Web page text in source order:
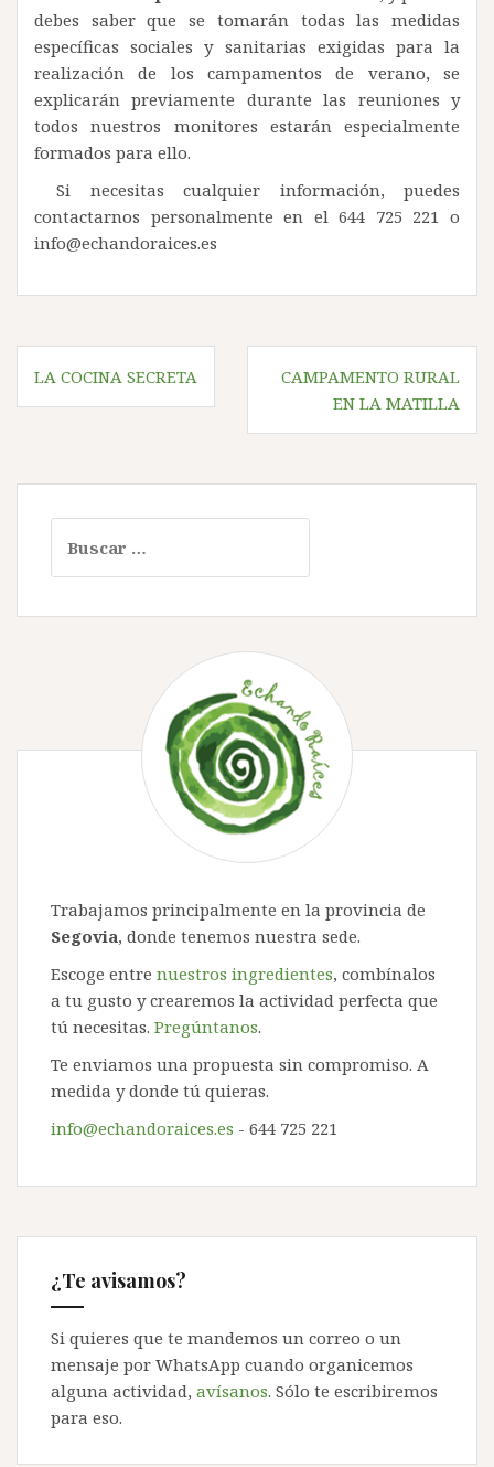
debes saber que se tomarán todas las medidas
específicas sociales y sanitarias exigidas para la
realización de los campamentos de verano, se
explicarán previamente durante las reuniones y
todos nuestros monitores estarán especialmente
formados para ello.
Si necesitas cualquier información, puedes
contactarnos personalmente en el 644 725 221 o
info@echandoraices.es
Navegación
deLA COCINA SECRETA
CAMPAMENTO RURAL
EN LA MATILLA
Trabajamos principalmente en la provincia de
Segovia, donde tenemos nuestra sede.
Escoge entre nuestros ingredientes, combínalos
a tu gusto y crearemos la actividad perfecta que
tú necesitas. Pregúntanos.
Te enviamos una propuesta sin compromiso. A
medida y donde tú quieras.
info@echandoraices.es - 644 725 221
¿Te avisamos?
Si quieres que te mandemos un correo o un
mensaje por WhatsApp cuando organicemos
alguna actividad, avísanos. Sólo te escribiremos
para eso.